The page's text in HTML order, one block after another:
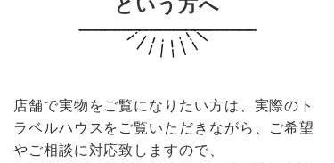
という方へ
店舗で実物をご覧になりたい方は、実際のト
ラベルハウスをご覧いただきながら、ご希望
やご相談に対応致しますので、